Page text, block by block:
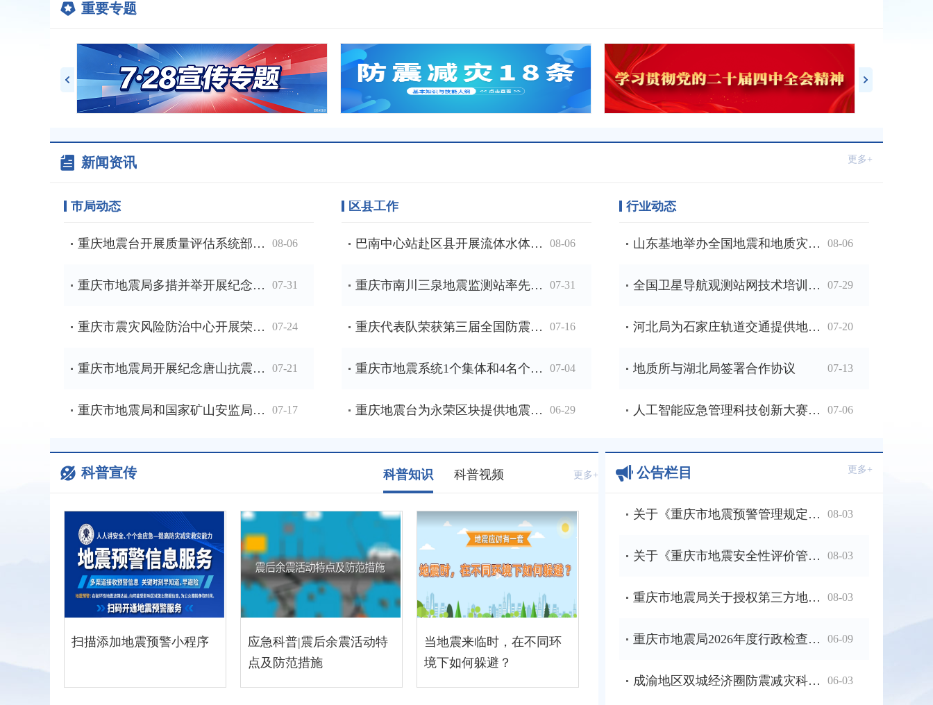
重要专题
新闻资讯 更多+
市局动态
重庆地震台开展质量评估系统部署及专项业务培训 08-06
重庆市地震局多措并举开展纪念唐山抗震救灾50周年宣传活动 07-31
重庆市震灾风险防治中心开展荣昌区活动断层探测项目现场交流 07-24
重庆市地震局开展纪念唐山抗震救灾50周年科普宣传活动 07-21
重庆市地震局和国家矿山安监局重庆局联合开展专兼职纪检干部培训 07-17
区县工作
巴南中心站赴区县开展流体水体样品采集工作 08-06
重庆市南川三泉地震监测站率先取得不动产权证书 07-31
重庆代表队荣获第三届全国防震减灾科学实验展演汇演三等奖 07-16
重庆市地震系统1个集体和4名个人获中国地震局表彰 07-04
重庆地震台为永荣区块提供地震监测保障 06-29
行业动态
山东基地举办全国地震和地质灾害救援培训班 08-06
全国卫星导航观测站网技术培训在粤举办 07-29
河北局为石家庄轨道交通提供地震预警服务 07-20
地质所与湖北局签署合作协议 07-13
人工智能应急管理科技创新大赛开展多地路演 07-06
科普宣传 科普知识 科普视频 更多+
扫描添加地震预警小程序
应急科普|震后余震活动特
点及防范措施
当地震来临时，在不同环
境下如何躲避？
公告栏目 更多+
关于《重庆市地震预警管理规定》执行一年效果评估公开征求意见的公告 08-03
关于《重庆市地震安全性评价管理规定》立法后评估公开征求意见的公告 08-03
重庆市地震局关于授权第三方地震预警信息转发平台的公示 08-03
重庆市地震局2026年度行政检查计划 06-09
成渝地区双城经济圈防震减灾科普知识网络大赛圆满收官 06-03